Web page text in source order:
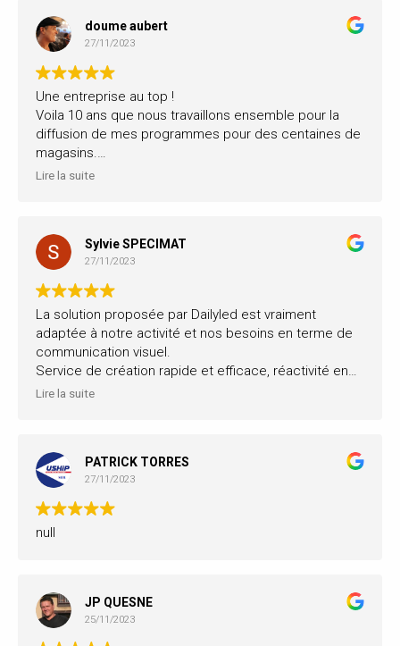
doume aubert
27/11/2023
Une entreprise au top !
Voila 10 ans que nous travaillons ensemble pour la
diffusion de mes programmes pour des centaines de
magasins.
Moderne, réactive, humaine.
Les tarifs sont très compétitifs.
Pour ceux qui recherchent un système d'affichage
dynamique performant, Dailyled a surement la
Lire la suite
Sylvie SPECIMAT
27/11/2023
La solution proposée par Dailyled est vraiment
adaptée à notre activité et nos besoins en terme de
communication visuel.
Service de création rapide et efficace, réactivité en
cas de petit pépin. Contact très sympathique, ce qui
Lire la suite
PATRICK TORRES
27/11/2023
null
JP QUESNE
25/11/2023